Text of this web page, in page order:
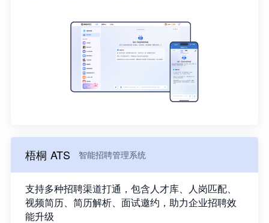
梧桐 ATS 智能招聘管理系统
支持多种招聘渠道打通，包含人才库、人岗匹配、
视频简历、简历解析、面试邀约，助力企业招聘效
能升级